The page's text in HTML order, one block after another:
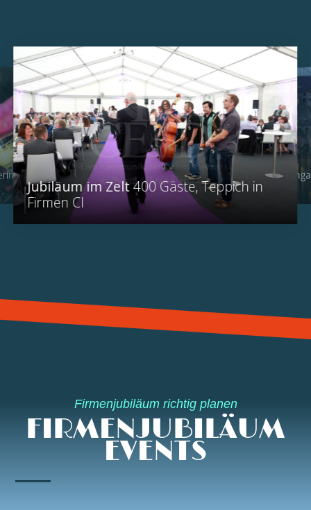
Jubiläum im Zelt400 Gäste, Teppich in
Firmen CI
Event im
Rennen
und
Firmenjubiläum richtig planen
FIRMENJUBILÄUM
EVENTS